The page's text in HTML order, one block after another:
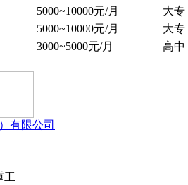
5000~10000元/月 大专
5000~10000元/月 大专
3000~5000元/月 高中
有限公司
工